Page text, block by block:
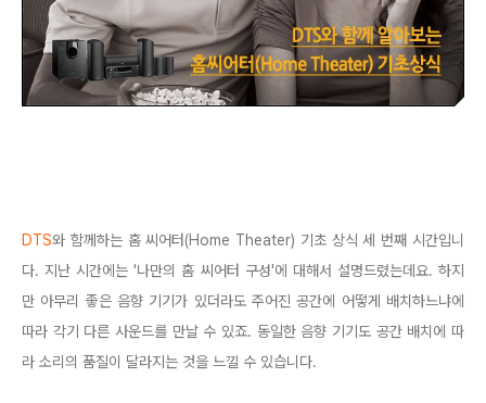
DTS와 함께하는 홈 씨어터(Home Theater) 기초 상식 세 번째 시간입니
다. 지난 시간에는 '나만의 홈 씨어터 구성'에 대해서 설명드렸는데요. 하지
만 아무리 좋은 음향 기기가 있더라도 주어진 공간에 어떻게 배치하느냐에
따라 각기 다른 사운드를 만날 수 있죠. 동일한 음향 기기도 공간 배치에 따
라 소리의 품질이 달라지는 것을 느낄 수 있습니다.